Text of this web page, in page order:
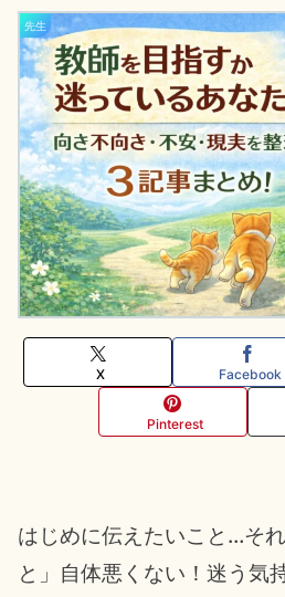
先生
X Facebook
Pinterest
はじめに伝えたいこと…そ
と」自体悪くない！迷う気